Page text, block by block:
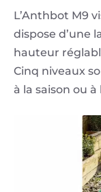
L’Anthbot M9
dispose d’une
hauteur
Cinq niveaux
à la saison ou à